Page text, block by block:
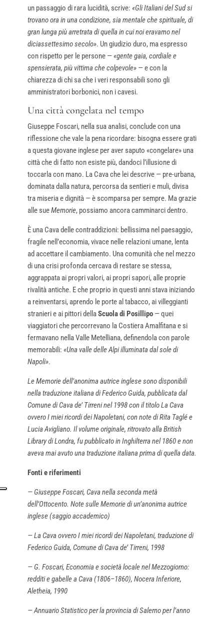
un passaggio di rara lucidità, scrive: «Gli Italiani del Sud si
trovano ora in una condizione, sia mentale che spirituale, di
gran lunga più arretrata di quella in cui noi eravamo nel
diciassettesimo secolo». Un giudizio duro, ma espresso
con rispetto per le persone —«gente gaia, cordiale e
spensierata, più vittima che colpevole»— e con la
chiarezza di chi sa che i veri responsabili sono gli
amministratori borbonici, non i cavesi.
Una città congelata nel tempo
Giuseppe Foscari, nella sua analisi, conclude con una
riflessione che vale la pena ricordare: bisogna essere grati
a questa giovane inglese per aver saputo «congelare» una
città che di fatto non esiste più, dandoci l’illusione di
toccarla con mano. La Cava che lei descrive — pre-urbana,
dominata dalla natura, percorsa da sentieri e muli, divisa
tra miseria e dignità — è scomparsa per sempre. Ma grazie
alle sueMemorie, possiamo ancora camminarci dentro.
È una Cava delle contraddizioni: bellissima nel paesaggio,
fragile nell’economia, vivace nelle relazioni umane, lenta
ad accettare il cambiamento. Una comunità che nel mezzo
di una crisi profonda cercava di restare se stessa,
aggrappata ai propri valori, ai propri sapori, alle proprie
rivalità antiche. E che proprio in questi anni stava iniziando
a reinventarsi, aprendo le porte al tabacco, ai villeggianti
stranieri e ai pittori dellaScuola di Posillipo— quei
viaggiatori che percorrevano la Costiera Amalfitana e si
fermavano nella Valle Metelliana, definendola con parole
memorabili: «Una valle delle Alpi illuminata dal sole di
Napoli».
Le Memorie dell’anonima autrice inglese sono disponibili
nella traduzione italiana di Federico Guida, pubblicata dal
Comune di Cava de’ Tirreni nel 1998 con il titolo La Cava
ovvero I miei ricordi dei Napoletani, con note di Rita Taglé e
Lucia Avigliano. Il volume originale, ritrovato alla British
Library di Londra, fu pubblicato in Inghilterra nel 1860 e non
aveva mai avuto una traduzione italiana prima di quella data.
Fonti e riferimenti
— Giuseppe Foscari, Cava nella seconda metà
dell’Ottocento. Note sulle Memorie di un’anonima autrice
inglese (saggio accademico)
— La Cava ovvero I miei ricordi dei Napoletani, traduzione di
Federico Guida, Comune di Cava de’ Tirreni, 1998
— G. Foscari, Economia e società locale nel Mezzogiorno:
redditi e gabelle a Cava (1806–1860), Nocera Inferiore,
Aletheia, 1990
— Annuario Statistico per la provincia di Salerno per l’anno